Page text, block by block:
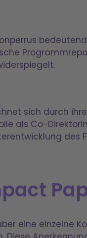
sich durch
als Co-
des
eine einzelne